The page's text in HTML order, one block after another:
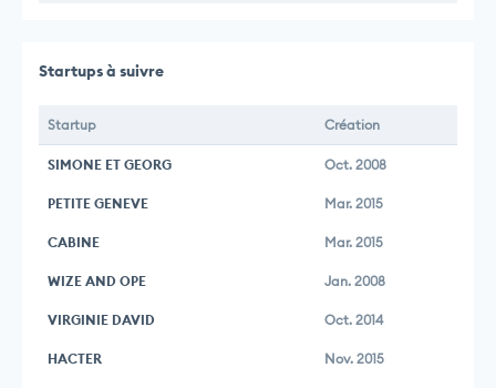
Startups à suivre
Startup Création
SIMONE ET GEORG Oct. 2008
PETITE GENEVE Mar. 2015
CABINE Mar. 2015
WIZE AND OPE Jan. 2008
VIRGINIE DAVID Oct. 2014
HACTER Nov. 2015